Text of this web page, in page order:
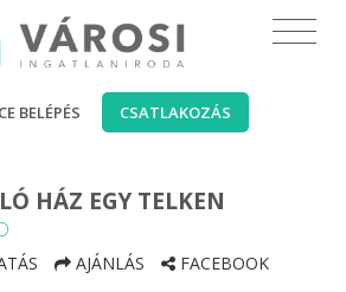
BELÉPÉS CSATLAKOZÁS
HÁZ EGY TELKEN
AJÁNLÁS FACEBOOK